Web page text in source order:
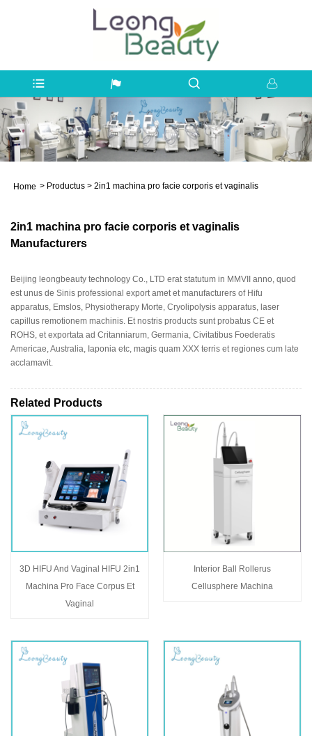
Home > Productus > 2in1 machina pro facie corporis et vaginalis
2in1 machina pro facie corporis et vaginalis
Manufacturers
Beijing leongbeauty technology Co., LTD erat statutum in MMVII anno, quod
est unus de Sinis professional export amet et manufacturers of Hifu
apparatus, Emslos, Physiotherapy Morte, Cryolipolysis apparatus, laser
capillus remotionem machinis. Et nostris products sunt probatus CE et
ROHS, et exportata ad Critanniarum, Germania, Civitatibus Foederatis
Americae, Australia, Iaponia etc, magis quam XXX terris et regiones cum late
acclamavit.
Related Products
3D HIFU And Vaginal HIFU 2in1
Machina Pro Face Corpus Et
Vaginal
Interior Ball Rollerus
Cellusphere Machina